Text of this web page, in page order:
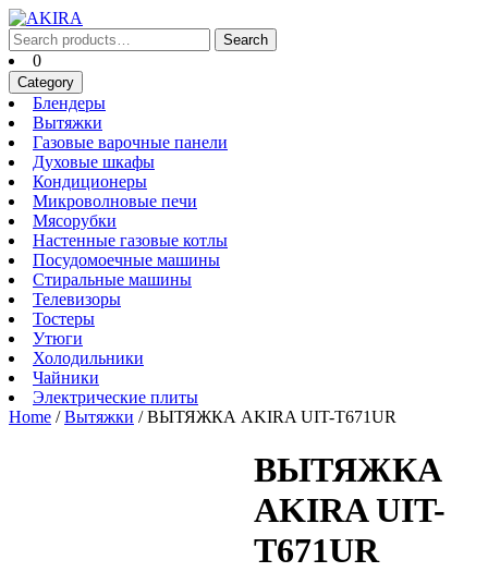
Skip
to
content
Skip
to
content
Search
for:
Search
Cart0
Category
БлендерыБлендеры
Вытяжки
Газовые варочные панели
Духовые шкафыДуховые
КондиционерыКондиционеры
Микроволновые печи
Мясорубки
Настенные газовые котлыНастенные
Посудомоечные машиныПосудомоечные
Стиральные машиныСтиральные
ТелевизорыТелевизоры
ТостерыТостеры
Утюги
Холодильники
Чайники
Электрические плитыЭлектрические
плиты
Home /Вытяжки / ВЫТЯЖКА AKIRA UIT-T671UR
ВЫТЯЖКА
AKIRA UIT-
T671UR